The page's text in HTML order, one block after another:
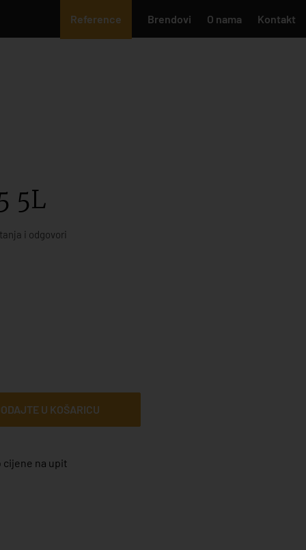
Reference Brendovi O nama Kontakt
5L
i odgovori
U KOŠARICU
cijene na upit